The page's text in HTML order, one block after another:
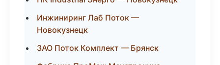
Инжиниринг Лаб Поток —
Новокузнецк
ЗАО Поток Комплект — Брянск